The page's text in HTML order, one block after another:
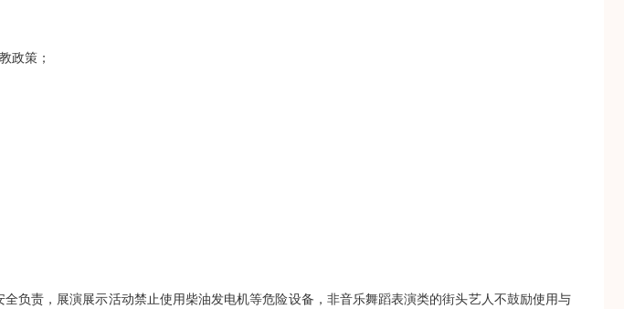
政策；
负责，展演展示活动禁止使用柴油发电机等危险设备，非音乐舞蹈表演类的街头艺人不鼓励使用与